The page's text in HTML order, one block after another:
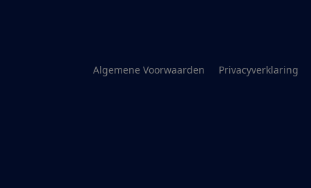
Algemene Voorwaarden Privacyverklaring